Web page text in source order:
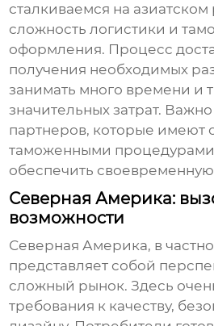
сталкиваемся на азиатском
сложность логистики и
оформления. Процесс
получения необходимых
занимать много времени и
значительных затрат.
партнеров, которые имеют
таможенными процедурами
обеспечить своевременную
Северная Америка:
возможности
Северная Америка, в
представляет собой
сложный рынок. Здесь
требования к качеству,